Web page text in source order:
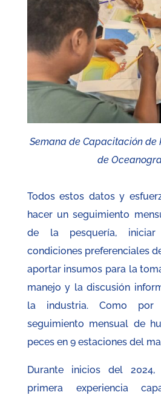
Semana de Capacitación de
de
Todos estos datos y
hacer un seguimiento
de la pesquería,
condiciones preferenciales
aportar insumos para la
manejo y la discusión
la industria. Como
seguimiento mensual de
peces en 9 estaciones del
Durante inicios del
primera experiencia